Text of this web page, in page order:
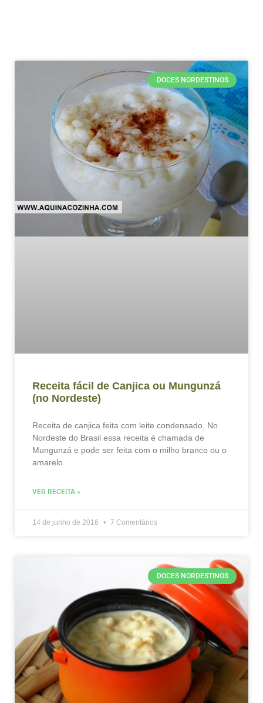
DOCES NORDESTINOS
Receita fácil de Canjica ou Mungunzá
(no Nordeste)
Receita de canjica feita com leite condensado. No
Nordeste do Brasil essa receita é chamada de
Mungunzá e pode ser feita com o milho branco ou o
amarelo.
VER RECEITA »
14 de junho de 2016 7 Comentários
DOCES NORDESTINOS